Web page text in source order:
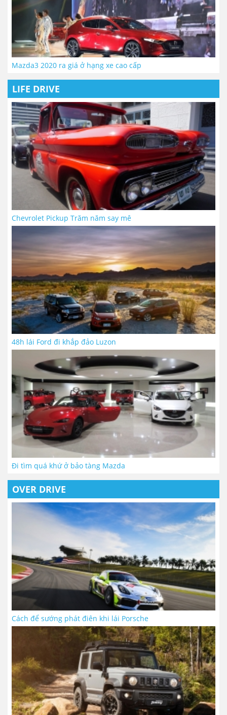
Mazda3 2020 ra giá ở hạng xe cao cấp
LIFE DRIVE
Chevrolet Pickup Trăm năm say mê
48h lái Ford đi khắp đảo Luzon
Đi tìm quá khứ ở bảo tàng Mazda
OVER DRIVE
Cách để sướng phát điên khi lái Porsche